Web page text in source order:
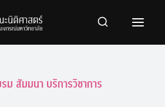
ม สัมมนา บริการวิชาการ